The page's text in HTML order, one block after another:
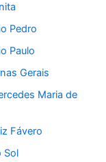
Pedro
Paulo
Gerais
Maria de
Fávero
Sol